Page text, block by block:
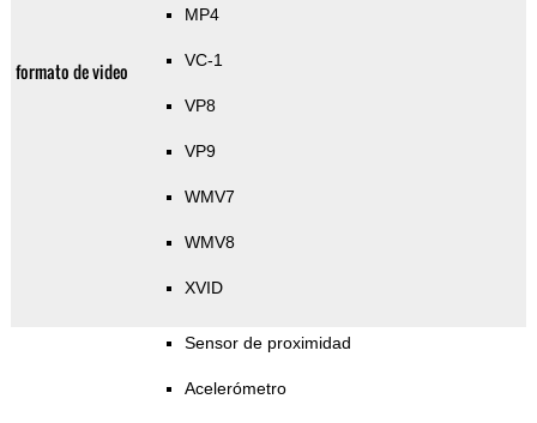
formato de video
MP4
VC-1
VP8
VP9
WMV7
WMV8
XVID
Sensor de proximidad
Acelerómetro